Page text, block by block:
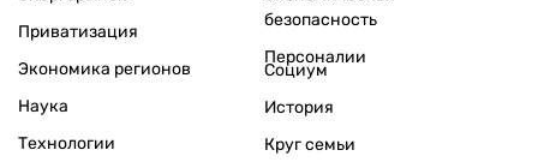
Приватизация
Экономика регионов
безопасность
Персоналии
Наука
Технологии
Социум
История
Круг семьи